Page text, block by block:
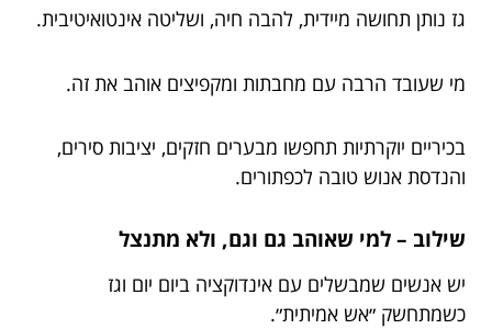
גז נותן תחושה מיידית, להבה חיה, ושליטה אינטואיטיבית.
מי שעובד הרבה עם מחבתות ומקפיצים אוהב את זה.
בכיריים יוקרתיות תחפשו מבערים חזקים, יציבות סירים,
והנדסת אנוש טובה לכפתורים.
שילוב – למי שאוהב גם וגם, ולא מתנצל
יש אנשים שמבשלים עם אינדוקציה ביום יום וגז
כשמתחשק ״אש אמיתית״.